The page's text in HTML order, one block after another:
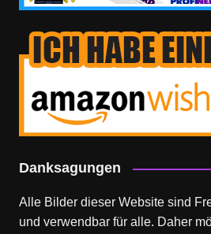
Danksagungen
Alle Bilder dieser Website sind
und verwendbar für alle. Daher